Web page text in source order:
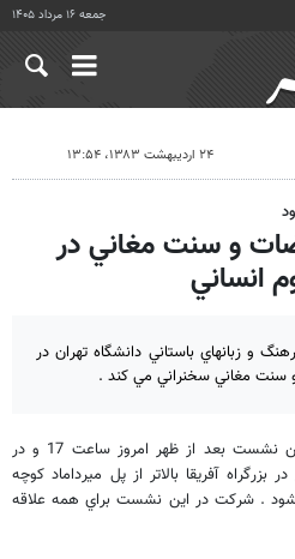
جمعه ۱۶ مرداد ۱۴۰۵
۲۴ اردیبهشت ۱۳۸۳، ۱۳:۵۴
و سنت مغاني در
انساني
و زبانهاي باستاني دانشگاه تهران در
مغاني سخنراني مي كند .
به گزارش خبرنگار دانشگاهي مهر اين نشست بعد از ظهر امروز ساعت 17 و در
آفريقا بالاتر از پل ميرداماد كوچه
60/3 برگزار مي شود . شركت در اين نشست براي همه علاقه